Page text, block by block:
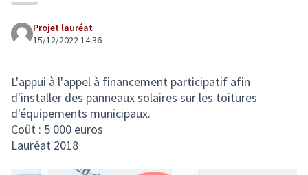
Projet lauréat
15/12/2022 14:36
L'appui à l'appel à financement participatif afin
d'installer des panneaux solaires sur les toitures
d'équipements municipaux.
Coût : 5 000 euros
Lauréat 2018